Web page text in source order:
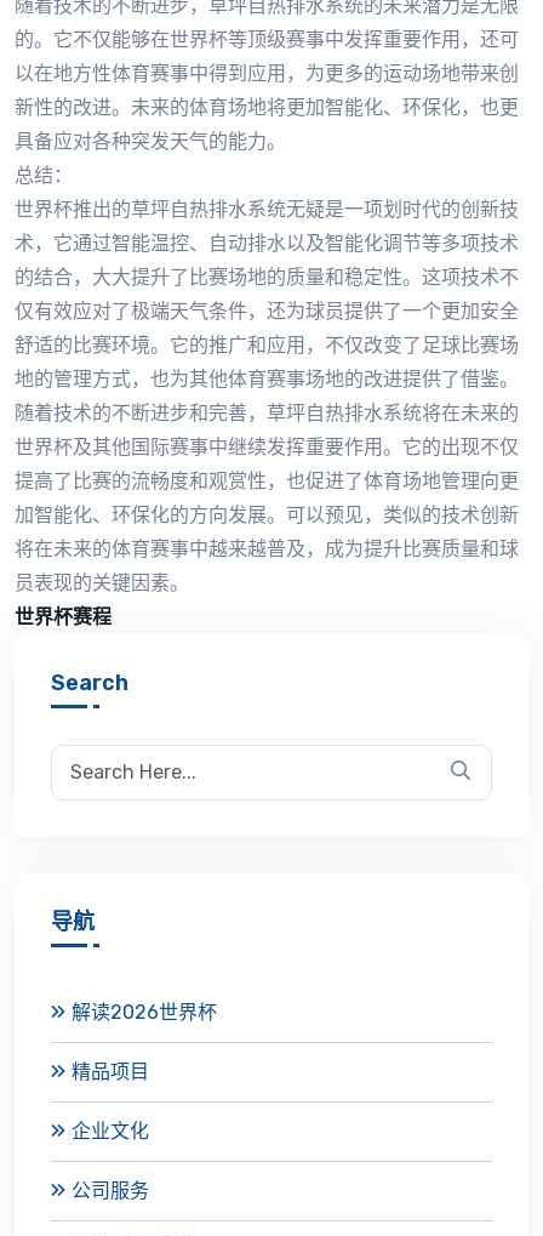
随着技术的不断进步，草坪自热排水系统的未来潜力是无限
的。它不仅能够在世界杯等顶级赛事中发挥重要作用，还可
以在地方性体育赛事中得到应用，为更多的运动场地带来创
新性的改进。未来的体育场地将更加智能化、环保化，也更
具备应对各种突发天气的能力。
总结：
世界杯推出的草坪自热排水系统无疑是一项划时代的创新技
术，它通过智能温控、自动排水以及智能化调节等多项技术
的结合，大大提升了比赛场地的质量和稳定性。这项技术不
仅有效应对了极端天气条件，还为球员提供了一个更加安全
舒适的比赛环境。它的推广和应用，不仅改变了足球比赛场
地的管理方式，也为其他体育赛事场地的改进提供了借鉴。
随着技术的不断进步和完善，草坪自热排水系统将在未来的
世界杯及其他国际赛事中继续发挥重要作用。它的出现不仅
提高了比赛的流畅度和观赏性，也促进了体育场地管理向更
加智能化、环保化的方向发展。可以预见，类似的技术创新
将在未来的体育赛事中越来越普及，成为提升比赛质量和球
员表现的关键因素。
世界杯赛程
Search
导航
解读2026世界杯
精品项目
企业文化
公司服务